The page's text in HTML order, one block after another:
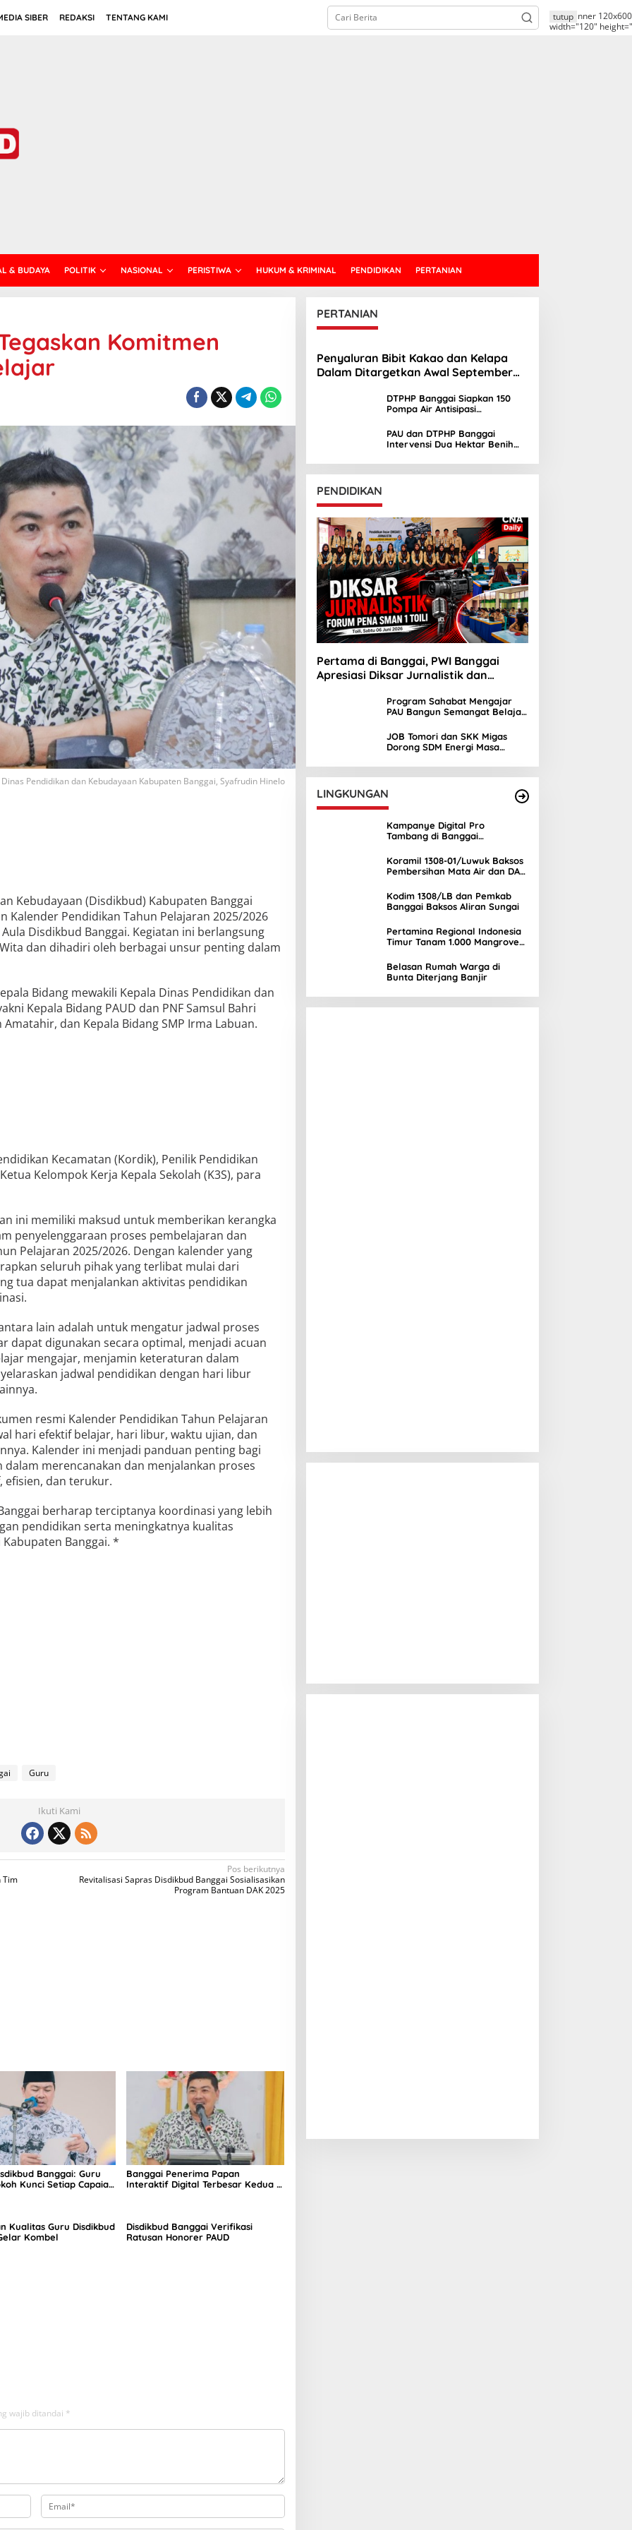
SIBER REDAKSI TENTANG KAMI
& BUDAYA POLITIK NASIONAL PERISTIWA HUKUM & KRIMINAL PENDIDIKAN PERTANIAN
tutup
alt="banner
width="120"
Komitmen
Dinas Pendidikan dan Kebudayaan Kabupaten Banggai, Syafrudin Hinelo
Kebudayaan (Disdikbud) Kabupaten Banggai
Kalender Pendidikan Tahun Pelajaran 2025/2026
Disdikbud Banggai. Kegiatan ini berlangsung
dan dihadiri oleh berbagai unsur penting dalam
Bidang mewakili Kepala Dinas Pendidikan dan
Kepala Bidang PAUD dan PNF Samsul Bahri
Amatahir, dan Kepala Bidang SMP Irma Labuan.
Kecamatan (Kordik), Penilik Pendidikan
Kelompok Kerja Kepala Sekolah (K3S), para
ini memiliki maksud untuk memberikan kerangka
penyelenggaraan proses pembelajaran dan
Pelajaran 2025/2026. Dengan kalender yang
seluruh pihak yang terlibat mulai dari
tua dapat menjalankan aktivitas pendidikan
lain adalah untuk mengatur jadwal proses
dapat digunakan secara optimal, menjadi acuan
mengajar, menjamin keteraturan dalam
jadwal pendidikan dengan hari libur
resmi Kalender Pendidikan Tahun Pelajaran
hari efektif belajar, hari libur, waktu ujian, dan
Kalender ini menjadi panduan penting bagi
merencanakan dan menjalankan proses
efisien, dan terukur.
berharap terciptanya koordinasi yang lebih
pendidikan serta meningkatnya kualitas
Banggai. *
Guru
Ikuti Kami
Tim
Pos berikutnya
Revitalisasi Sapras Disdikbud Banggai Sosialisasikan
Program Bantuan DAK 2025
Banggai: Guru
Kunci Setiap Capaian
Banggai Penerima Papan
Interaktif Digital Terbesar Kedua di
Kualitas Guru Disdikbud
Kombel
Disdikbud Banggai Verifikasi
Ratusan Honorer PAUD
wajib ditandai *
PERTANIAN
Penyaluran Bibit Kakao dan Kelapa
Dalam Ditargetkan Awal September
DTPHP Banggai Siapkan 150
Pompa Air Antisipasi
PAU dan DTPHP Banggai
Intervensi Dua Hektar Benih
PENDIDIKAN
Pertama di Banggai, PWI Banggai
Apresiasi Diksar Jurnalistik dan
Program Sahabat Mengajar
PAU Bangun Semangat Belajar
JOB Tomori dan SKK Migas
Dorong SDM Energi Masa
UNIMA
LINGKUNGAN
Kampanye Digital Pro
Tambang di Banggai
Koramil 1308-01/Luwuk Baksos
Pembersihan Mata Air dan DAS
Kodim 1308/LB dan Pemkab
Banggai Baksos Aliran Sungai
Pertamina Regional Indonesia
Timur Tanam 1.000 Mangrove
Kepedulian Lingkungan
Belasan Rumah Warga di
Bunta Diterjang Banjir